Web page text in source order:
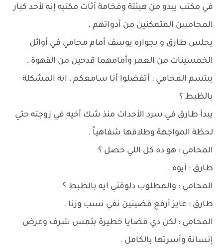
في مكتب يبدو من هيئتة وفخامة أثاث مكتبه إنه لأحد كبار
المحاميين المتمكنين من أدواتهم .
يجلس طارق و بجواره يوسف أمام محامي في أوائل
الخمسينات من العمر وأمامهما قدحين من القهوة .
يبتسم المحامي : أتفضلوا أنا سامعكم ، ايه المشكلة
بالظبط ؟
يبدأ طارق في سرد الأحداث منذ شك أخيه في زوجته حتي
لحظة المواجهة وطلاقها شفاهياً .
المحامي : هو ده كل اللي حصل ؟
طارق : أيوه .
المحامي : والمطلوب دلوقتي ايه بالظبط ؟
طارق : عايز أرفع قضيتين نفي نسب وزنا .
المحامي : لكن دي قضايا خطيرة بتمس شرف وعرض
إنسانة وأسرتها بالكامل .